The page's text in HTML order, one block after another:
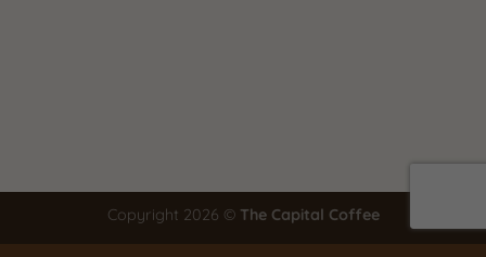
Copyright 2026 © The Capital Coffee